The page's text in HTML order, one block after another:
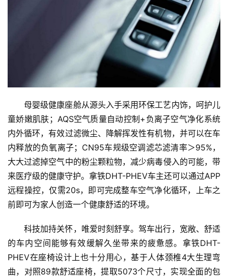
母婴级健康座舱从源头入手采用环保工艺内饰，呵护儿
童娇嫩肌肤；AQS空气质量自动控制+负离子空气净化系统
内外循环，有效过滤微尘、降解挥发性有机物，并可以在车
内释放的负氧离子；CN95车规级空调滤芯滤清率＞95%，
大大过滤掉空气中的粉尘颗粒物，减少病毒侵入的可能，带
来医疗级的健康守护。拿铁DHT-PHEV车主还可以通过APP
远程操控，仅需20s，即可完成整车空气净化循环，上车之
前即可为家人创造一个健康舒适的环境。
科技加持关怀，唯爱时刻舒享。驾车出行，宽敞、舒适
的车内空间能够有效缓解久坐带来的疲惫感。拿铁DHT-
PHEV在座椅设计上也十分用心，基于人体颈椎4大生理弯
曲，对照89款舒适座椅，提取5073个尺寸，实现全面的包